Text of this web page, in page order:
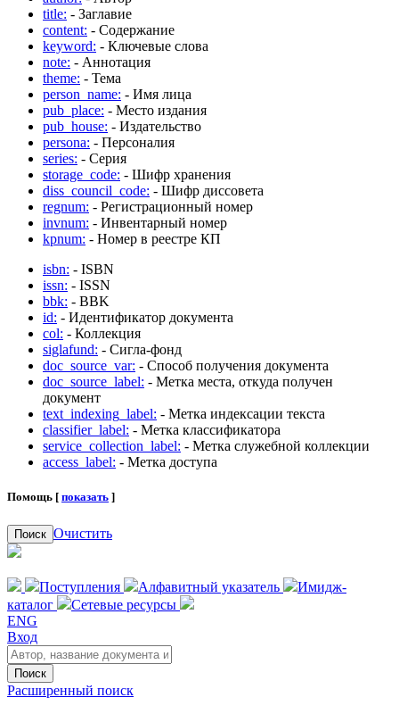
title: - Заглавие
content: - Содержание
keyword: - Ключевые слова
note: - Аннотация
theme: - Тема
person_name: - Имя лица
pub_place: - Место издания
pub_house: - Издательство
persona: - Персоналия
series: - Серия
storage_code: - Шифр хранения
diss_council_code: - Шифр диссовета
regnum: - Регистрационный номер
invnum: - Инвентарный номер
kpnum: - Номер в реестре КП
isbn: - ISBN
issn: - ISSN
bbk: - BBK
id: - Идентификатор документа
col: - Коллекция
siglafund: - Сигла-фонд
doc_source_var: - Способ получения документа
doc_source_label: - Метка места, откуда получен
документ
text_indexing_label: - Метка индексации текста
classifier_label: - Метка классификатора
service_collection_label: - Метка служебной коллекции
access_label: - Метка доступа
Помощь [ показать ]
Поиск Очистить
Поступления Алфавитный указатель
Имидж-
каталог
Сетевые ресурсы
ENG
Вход
Поиск
Расширенный поиск